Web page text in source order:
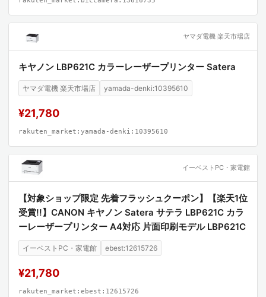
ヤマダ電機 楽天市場店
キヤノン LBP621C カラーレーザープリンター Satera
ヤマダ電機 楽天市場店 yamada-denki:10395610
¥21,780
rakuten_market:yamada-denki:10395610
イーベストPC・家電館
【対象ショップ限定 先着フラッシュクーポン】【楽天1位
受賞!!】CANON キヤノン Satera サテラ LBP621C カラ
ーレーザープリンター A4対応 片面印刷モデル LBP621C
イーベストPC・家電館 ebest:12615726
¥21,780
rakuten_market:ebest:12615726